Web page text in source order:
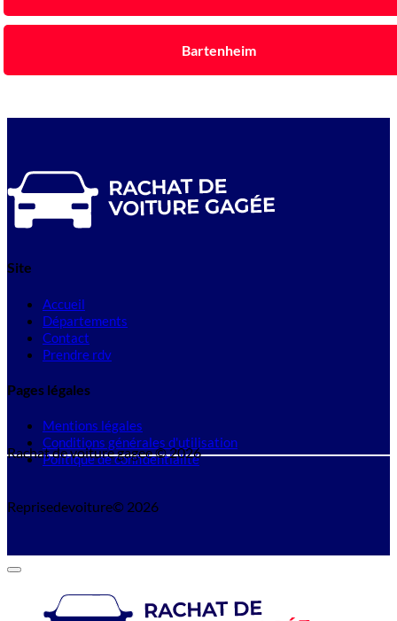
Bartenheim
Site
Accueil
Départements
Contact
Prendre rdv
Pages légales
Mentions légales
Conditions générales d'utilisation
Politique de confidentialité
Rachat de voiture gagee © 2026
Reprisedevoiture© 2026